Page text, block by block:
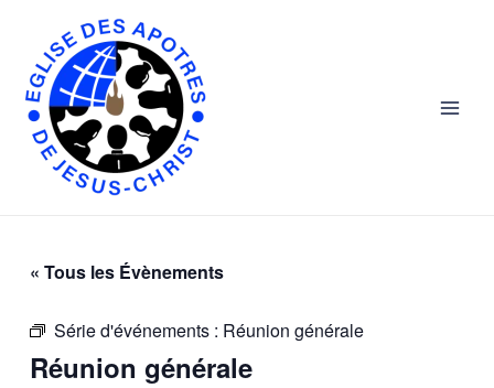
content
« Tous les Évènements
Série d'événements : Réunion générale
Réunion générale